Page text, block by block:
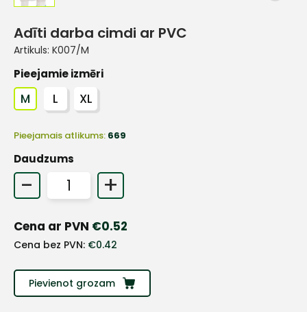
Adīti darba cimdi ar PVC
Artikuls: K007/M
Pieejamie izmēri
M L XL
Pieejamais atlikums: 669
Daudzums
- +
Cena ar PVN €0.52
Cena bez PVN: €0.42
Pievienot grozam
+